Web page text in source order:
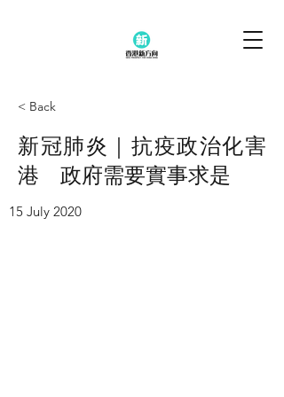
< Back
新冠肺炎｜抗疫政治化害
港 政府需要實事求是
15 July 2020